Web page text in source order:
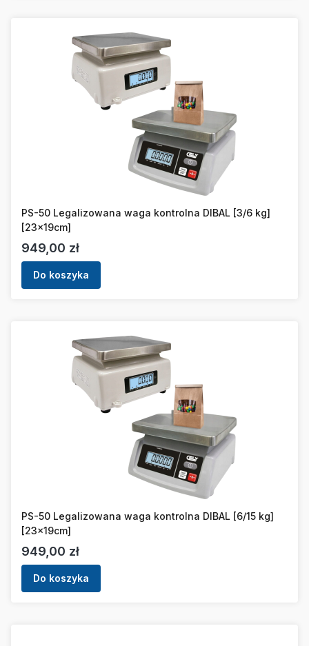
PS-50 Legalizowana waga kontrolna DIBAL [3/6 kg]
[23x19cm]
Cena
949,00 zł
Do koszyka
PS-50 Legalizowana waga kontrolna DIBAL [6/15 kg]
[23x19cm]
Cena
949,00 zł
Do koszyka